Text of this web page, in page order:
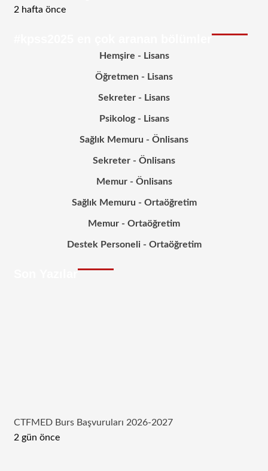
2 hafta önce
Hemşire - Lisans
Öğretmen - Lisans
Sekreter - Lisans
Psikolog - Lisans
Sağlık Memuru - Önlisans
Sekreter - Önlisans
Memur - Önlisans
Sağlık Memuru - Ortaöğretim
Memur - Ortaöğretim
Destek Personeli - Ortaöğretim
CTFMED Burs Başvuruları 2026-2027
2 gün önce